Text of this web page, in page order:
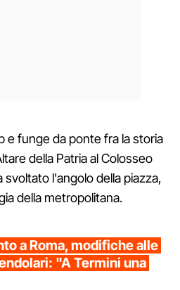
e funge da ponte fra la storia
della Patria al Colosseo
svoltato l'angolo della piazza,
della metropolitana.
a Roma, modifiche alle
"A Termini una